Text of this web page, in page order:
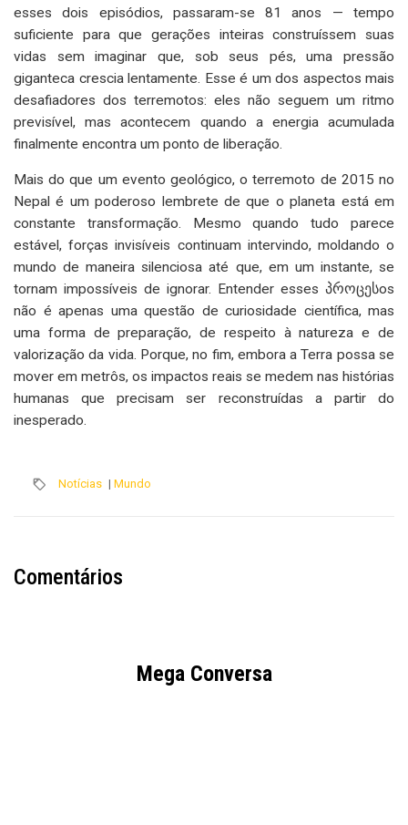
esses dois episódios, passaram-se 81 anos — tempo
suficiente para que gerações inteiras construíssem suas
vidas sem imaginar que, sob seus pés, uma pressão
giganteca crescia lentamente. Esse é um dos aspectos mais
desafiadores dos terremotos: eles não seguem um ritmo
previsível, mas acontecem quando a energia acumulada
finalmente encontra um ponto de liberação.
Mais do que um evento geológico, o terremoto de 2015 no
Nepal é um poderoso lembrete de que o planeta está em
constante transformação. Mesmo quando tudo parece
estável, forças invisíveis continuam intervindo, moldando o
mundo de maneira silenciosa até que, em um instante, se
tornam impossíveis de ignorar. Entender esses პროცესos
não é apenas uma questão de curiosidade científica, mas
uma forma de preparação, de respeito à natureza e de
valorização da vida. Porque, no fim, embora a Terra possa se
mover em metrôs, os impactos reais se medem nas histórias
humanas que precisam ser reconstruídas a partir do
inesperado.
Notícias | Mundo
Comentários
Mega Conversa